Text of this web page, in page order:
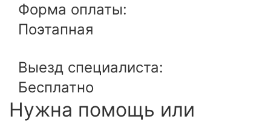
Форма оплаты:
Поэтапная
Выезд специалиста:
Бесплатно
Нужна помощь или